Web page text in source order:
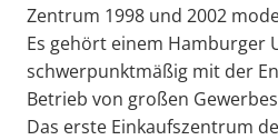
Zentrum 1998 und 2002
Es gehört einem Hamburger
schwerpunktmäßig mit der
Betrieb von großen
Das erste Einkaufszentrum